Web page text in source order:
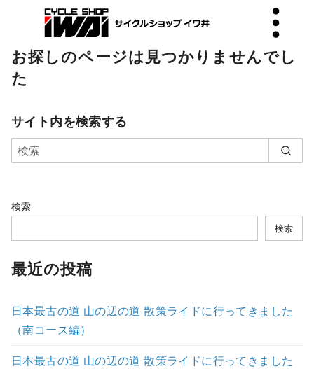
お探しのページは見つかりませんでし
た
サイト内を検索する
検索
検索
最近の投稿
日本最古の道 山の辺の道 散策ライドに行ってきました
（南コース編）
日本最古の道 山の辺の道 散策ライドに行ってきました